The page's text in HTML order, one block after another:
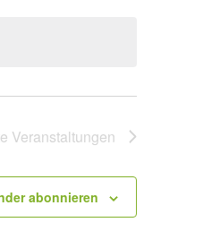
Veranstaltungen
abonnieren